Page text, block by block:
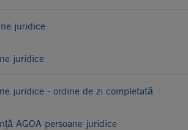
juridice
juridice
juridice - ordine de zi completată
AGOA persoane juridice